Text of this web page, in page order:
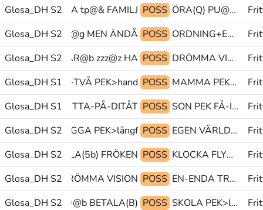
Glosa_DH S2
SÅ-ATT-SÄGA tp@& FAMILJ POSS ÖRA(Q) PU@g MEN
Glosa_DH S2PU@g MEN ÄNDÅ POSS ORDNING+EN SPRÅK TECKENSPRÅK
Glosa_DH S2
SÅRA^BAR@b zzz@z HA POSS DRÖMMA VISION POSS
Glosa_DH S1
SON PEK-TVÅ PEK>hand POSS MAMMA PEK-BANSTRÄCKA ANNAN(ea)
Glosa_DH S1
GLOSA:TITTA-PÅ-DITÅT POSS SON PEK FÅ-INTE(G)
Glosa_DH S2
TRYGG DIGGA PEK>långf POSS EGEN VÄRLD PERFEKT(da)
Glosa_DH S2
ORSAK STJÄLA(5b) FRÖKEN POSS KLOCKA FLYTTA-UT GLOSA:(TRÄFFAS)
Glosa_DH S2POSS DRÖMMA VISION POSS EN-ENDA TRYGG^HET@b VARA
Glosa_DH S2HA RÅD@b BETALA(B) POSS SKOLA PEK>långf ÄTA(A)